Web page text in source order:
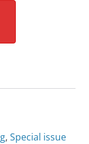
, Special issue